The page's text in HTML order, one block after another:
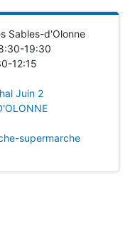
Sables-d'Olonne
19:30
12:15
Juin 2
supermarche